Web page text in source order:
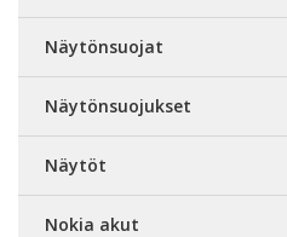
Näytönsuojat
Näytönsuojukset
Näytöt
Nokia akut